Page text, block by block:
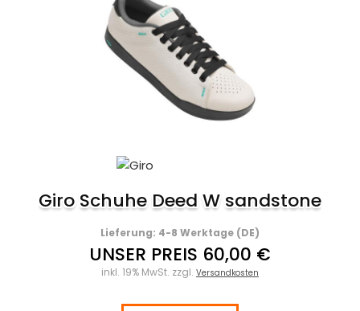
Giro Schuhe Deed W sandstone
Lieferung: 4-8 Werktage (DE)
UNSER PREIS 60,00 €
inkl. 19% MwSt. zzgl. Versandkosten